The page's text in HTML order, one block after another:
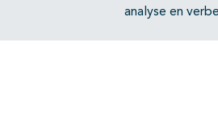
analyse en